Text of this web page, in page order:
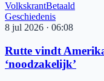
VolkskrantBetaald
Geschiedenis
8 jul 2026 · 06:08
Rutte vindt
‘noodzakelijk’